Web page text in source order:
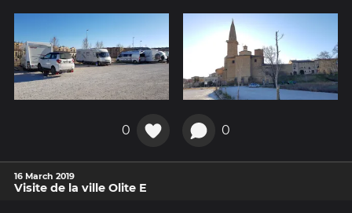
0 0
16 March 2019
Visite de la ville Olite E